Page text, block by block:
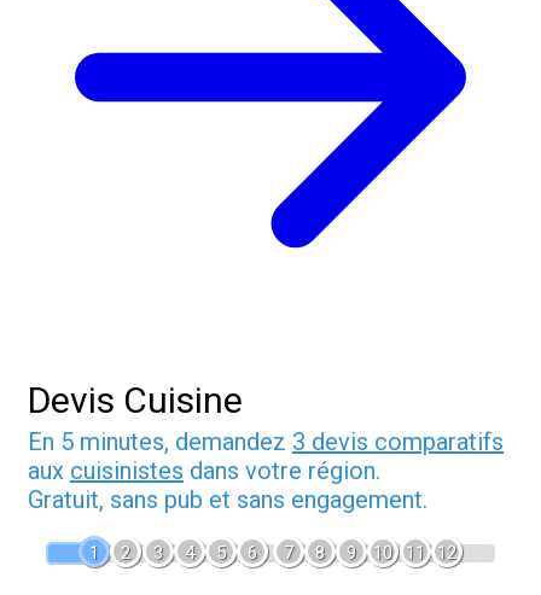
Devis Cuisine
En 5 minutes, demandez 3 devis comparatifs
aux cuisinistes dans votre région.
Gratuit, sans pub et sans engagement.
1 2 3 4 5 6 7 8 9 10 11 12